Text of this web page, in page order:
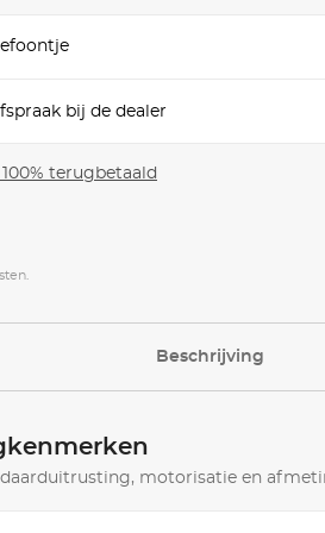
bij de dealer
100% terugbetaald
Beschrijving
motorisatie en